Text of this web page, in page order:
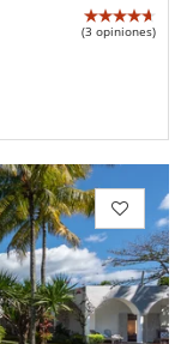
(3 opiniones)